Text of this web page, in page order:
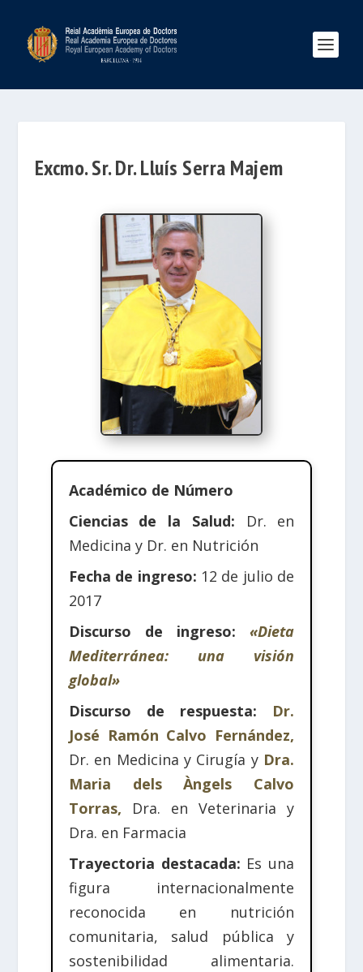
Excmo. Sr. Dr. Lluís Serra Majem
Académico de Número
Ciencias de la Salud: Dr. en
Medicina y Dr. en Nutrición
Fecha de ingreso: 12 de julio de
2017
Discurso de ingreso:
«Dieta
Mediterránea: una visión
global»
Discurso de respuesta: Dr.
José Ramón Calvo Fernández,
Dr. en Medicina y Cirugía y Dra.
Maria dels Àngels Calvo
Torras, Dra. en Veterinaria y
Dra. en Farmacia
Trayectoria destacada: Es una
figura internacionalmente
reconocida en nutrición
comunitaria, salud pública y
sostenibilidad alimentaria.